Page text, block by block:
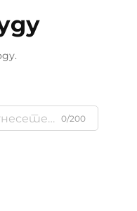
0/200